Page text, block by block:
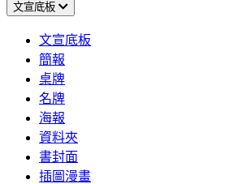
文宣底板
文宣底板
簡報
桌牌
名牌
海報
資料夾
書封面
插圖漫畫